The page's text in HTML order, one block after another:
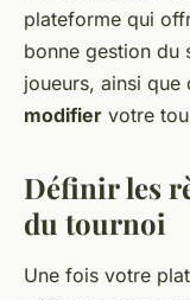
plateforme qui
bonne gestion du
joueurs, ainsi
modifier votre
Définir les
du tournoi
Une fois votre